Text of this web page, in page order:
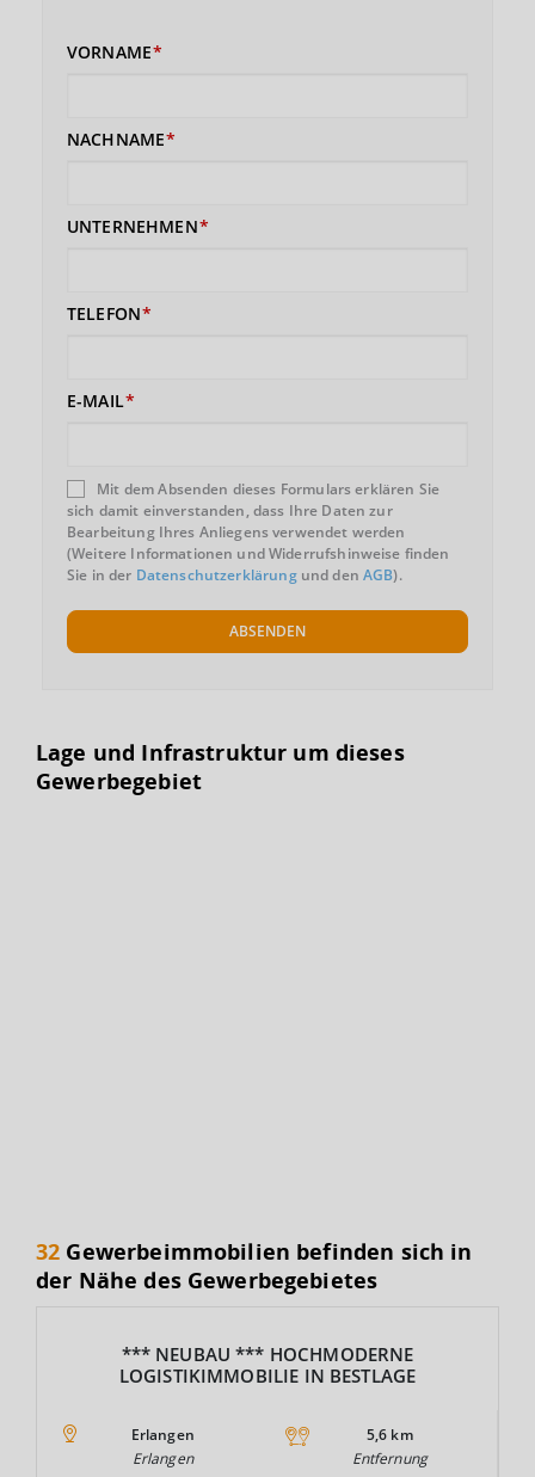
VORNAME
NACHNAME
UNTERNEHMEN
TELEFON
E-MAIL
Mit dem Absenden dieses Formulars erklären Sie
sich damit einverstanden, dass Ihre Daten zur
Bearbeitung Ihres Anliegens verwendet werden
(Weitere Informationen und Widerrufshinweise finden
Sie in der Datenschutzerklärungund denAGB).
ABSENDEN
Lage und Infrastruktur um dieses
Gewerbegebiet
32 Gewerbeimmobilien befinden sich in
der Nähe des Gewerbegebietes
*** NEUBAU *** HOCHMODERNE
LOGISTIKIMMOBILIE IN BESTLAGE
Erlangen
Erlangen
5,6 km
Entfernung